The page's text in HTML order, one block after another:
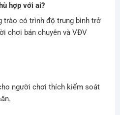
hợp với ai?
có trình độ trung bình trở
chơi bán chuyên và VĐV
người chơi thích kiểm soát